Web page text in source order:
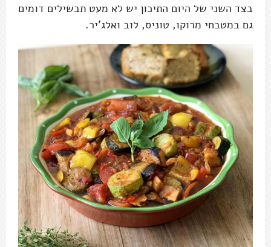
בצד השני של היום התיכון יש לא מעט תבשילים דומים
גם במטבחי מרוקו, טוניס, לוב ואלג'יר.